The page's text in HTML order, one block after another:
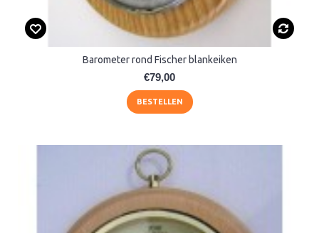
Barometer rond Fischer blankeiken
€79,00
BESTELLEN